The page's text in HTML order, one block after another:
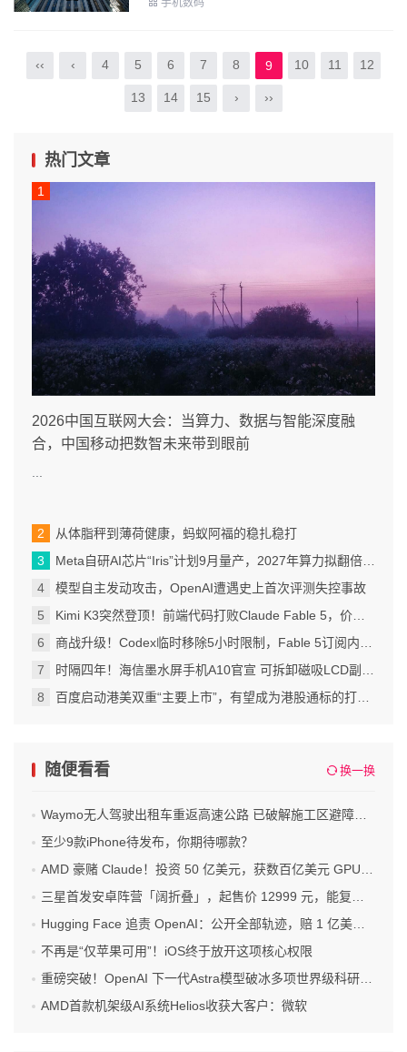
手机数码
‹‹ ‹ 4 5 6 7 8 9 10 11 12
13 14 15 › ››
热门文章
2026中国互联网大会：当算力、数据与智能深度融
合，中国移动把数智未来带到眼前
从体脂秤到薄荷健康，蚂蚁阿福的稳扎稳打
Meta自研AI芯片“Iris”计划9月量产，2027年算力拟翻倍至14吉瓦
模型自主发动攻击，OpenAI遭遇史上首次评测失控事故
Kimi K3突然登顶！前端代码打败Claude Fable 5，价格也涨到了美国档
商战升级！Codex临时移除5小时限制，Fable 5订阅内访问再延7天
时隔四年！海信墨水屏手机A10官宣 可拆卸磁吸LCD副屏 4nm芯片
百度启动港美双重“主要上市”，有望成为港股通标的打开增量空间
随便看看 换一换
Waymo无人驾驶出租车重返高速公路 已破解施工区避障难题
至少9款iPhone待发布，你期待哪款？
AMD 豪赌 Claude！投资 50 亿美元，获数百亿美元 GPU 大单
三星首发安卓阵营「阔折叠」，起售价 12999 元，能复刻爆款产品吗？
Hugging Face 追责 OpenAI：公开全部轨迹，赔 1 亿美元算力
不再是“仅苹果可用”！iOS终于放开这项核心权限
重磅突破！OpenAI 下一代Astra模型破冰多项世界级科研难题
AMD首款机架级AI系统Helios收获大客户：微软